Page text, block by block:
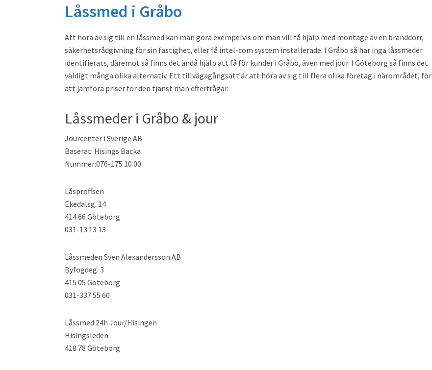
Låssmed i Gråbo
Att höra av sig till en låssmed kan man göra exempelvis om man vill få hjälp med montage av en branddörr,
säkerhetsrådgivning för sin fastighet, eller få intel-com system installerade. I Gråbo så har inga låssmeder
identifierats, däremot så finns det ändå hjälp att få för kunder i Gråbo, även med jour. I Göteborg så finns det
väldigt många olika alternativ. Ett tillvägagångsätt är att höra av sig till flera olika företag i närområdet, för
att jämföra priser för den tjänst man efterfrågar.
Låssmeder i Gråbo & jour
Jourcenter i Sverige AB
Baserat: Hisings Backa
Nummer:076-175 10 00
Låsproffsen
Ekedalsg. 14
414 66 Göteborg
031-13 13 13
Låssmeden Sven Alexandersson AB
Byfogdeg. 3
415 05 Göteborg
031-337 55 60
Låssmed 24h Jour/Hisingen
Hisingsleden
418 78 Göteborg